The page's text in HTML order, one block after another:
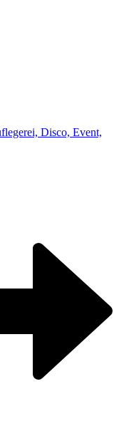
Disco, Event,